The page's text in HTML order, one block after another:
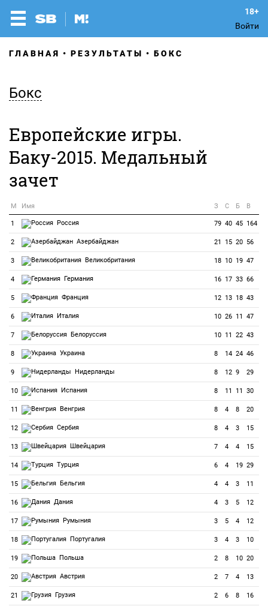
Войти
ГЛАВНАЯ РЕЗУЛЬТАТЫ БОКС
Бокс
Европейские игры.
Баку-2015. Медальный
зачет
М Имя З С Б В
1 Россия 79 40 45 164
2 Азербайджан 21 15 20 56
3 Великобритания 18 10 19 47
4 Германия 16 17 33 66
5 Франция 12 13 18 43
6 Италия 10 26 11 47
7 Белоруссия 10 11 22 43
8 Украина 8 14 24 46
9 Нидерланды 8 12 9 29
10 Испания 8 11 11 30
11 Венгрия 8 4 8 20
12 Сербия 8 4 3 15
13 Швейцария 7 4 4 15
14 Турция 6 4 19 29
15 Бельгия 4 4 3 11
16 Дания 4 3 5 12
17 Румыния 3 5 4 12
18 Португалия 3 4 3 10
19 Польша 2 8 10 20
20 Австрия 2 7 4 13
21 Грузия 2 6 8 16